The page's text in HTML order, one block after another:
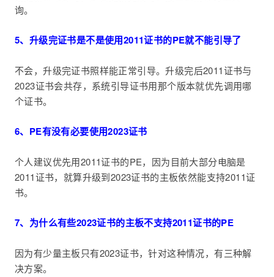
询。
5、升级完证书是不是使用2011证书的PE就不能引导了
不会，升级完证书照样能正常引导。升级完后2011证书与
2023证书会共存，系统引导证书用那个版本就优先调用哪
个证书。
6、PE有没有必要使用2023证书
个人建议优先用2011证书的PE，因为目前大部分电脑是
2011证书，就算升级到2023证书的主板依然能支持2011证
书。
7、为什么有些2023证书的主板不支持2011证书的PE
因为有少量主板只有2023证书，针对这种情况，有三种解
决方案。